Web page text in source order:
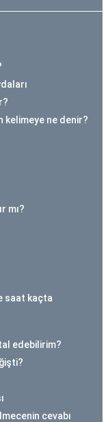
kelimeye ne denir?
mı?
saat kaçta
edebilirim?
cevabı